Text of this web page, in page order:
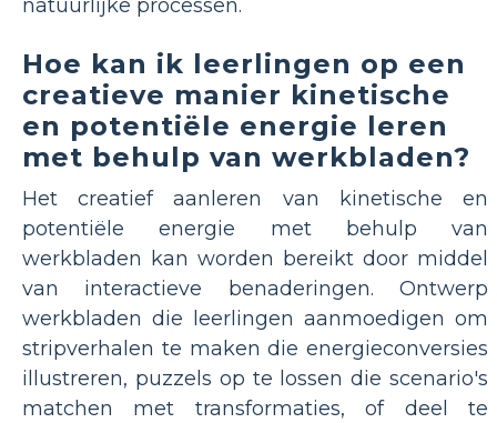
natuurlijke processen.
Hoe kan ik leerlingen op een
creatieve manier kinetische
en potentiële energie leren
met behulp van werkbladen?
Het creatief aanleren van kinetische en
potentiële energie met behulp van
werkbladen kan worden bereikt door middel
van interactieve benaderingen. Ontwerp
werkbladen die leerlingen aanmoedigen om
stripverhalen te maken die energieconversies
illustreren, puzzels op te lossen die scenario's
matchen met transformaties, of deel te